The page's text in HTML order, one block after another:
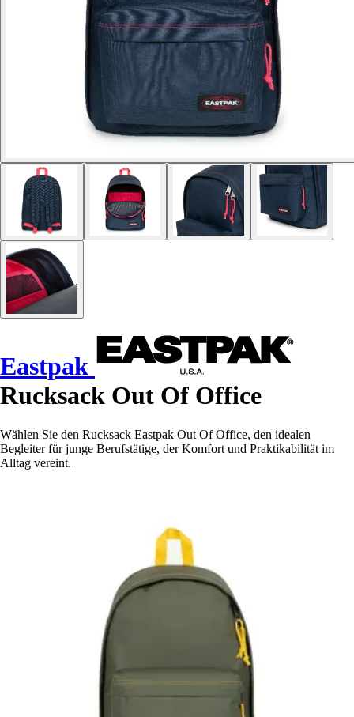
Eastpak
Rucksack Out Of Office
Wählen Sie den Rucksack Eastpak Out Of Office, den idealen
Begleiter für junge Berufstätige, der Komfort und Praktikabilität im
Alltag vereint.